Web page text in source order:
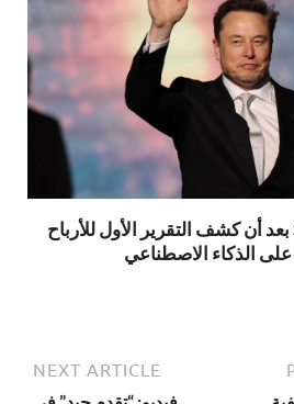
تراجعت أسهم SpaceX بعد أن كشف التقرير الأول للأرباح
الذكاء الاصطناعي
NEXT ARTICLE